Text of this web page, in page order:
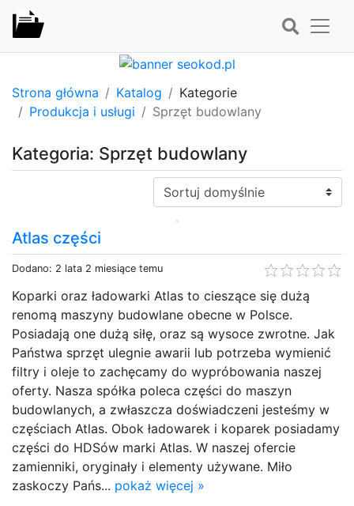
Strona główna Katalog
Kategorie
Produkcja i usługi
Sprzęt budowlany
Kategoria: Sprzęt budowlany
Sortuj:
Atlas części
Dodano: 2 lata 2 miesiące temu
Koparki oraz ładowarki Atlas to cieszące się dużą
renomą maszyny budowlane obecne w Polsce.
Posiadają one dużą siłę, oraz są wysoce zwrotne. Jak
Państwa sprzęt ulegnie awarii lub potrzeba wymienić
filtry i oleje to zachęcamy do wypróbowania naszej
oferty. Nasza spółka poleca części do maszyn
budowlanych, a zwłaszcza doświadczeni jesteśmy w
częściach Atlas. Obok ładowarek i koparek posiadamy
części do HDSów marki Atlas. W naszej ofercie
zamienniki, oryginały i elementy używane. Miło
zaskoczy Pańs... pokaż więcej »